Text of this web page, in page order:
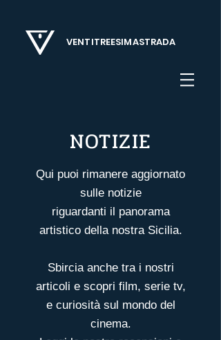
VENTITREESIMASTRADA
NOTIZIE
Qui puoi rimanere aggiornato
sulle notizie
riguardanti il panorama
artistico della nostra Sicilia.
Sbircia anche tra i nostri
articoli e scopri film, serie tv,
e curiosità sul mondo del
cinema.